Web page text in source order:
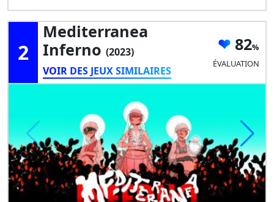
2
Mediterranea
Inferno (2023)
VOIR DES JEUX SIMILAIRES
82
ÉVALUATION